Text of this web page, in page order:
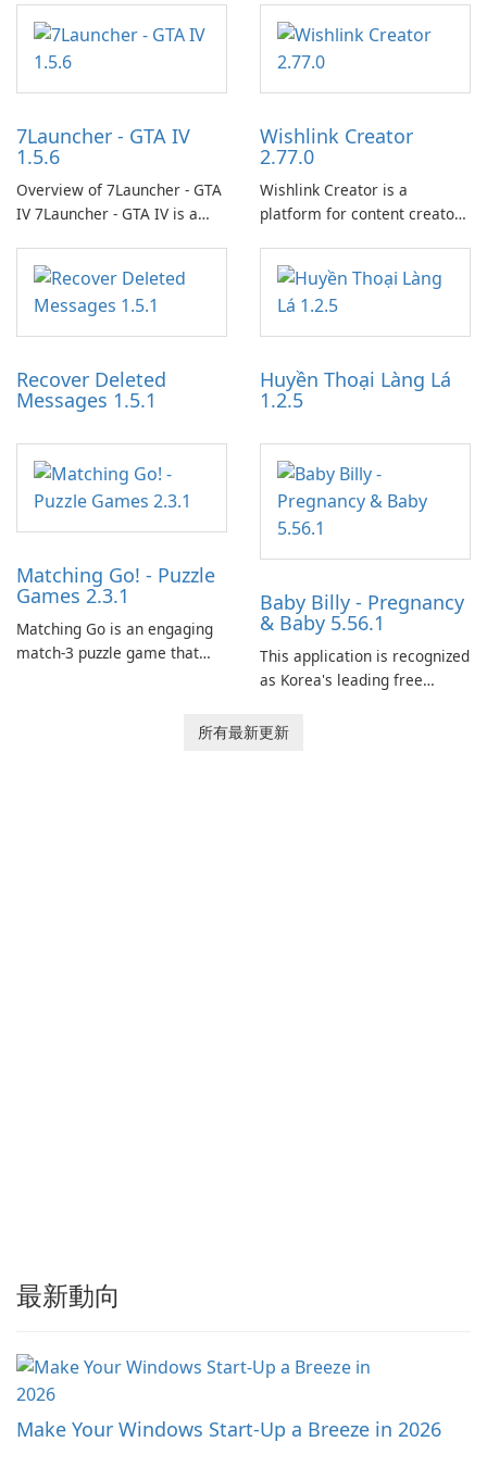
7Launcher - GTA IV
1.5.6
Overview of 7Launcher - GTA
IV 7Launcher - GTA IV is a
application designed to
optimize the gaming
experience for Grand Theft
Auto IV.
Wishlink Creator
2.77.0
Wishlink Creator is a
platform for content creators
work through built-in brand
partnerships and integrated
tools for content distribution
and audience engagement.
Recover Deleted
Messages 1.5.1
Huyền Thoại Làng Lá
1.2.5
Matching Go! - Puzzle
Games 2.3.1
Matching Go is an engaging
match-3 puzzle game that
Baby Billy - Pregnancy
& Baby 5.56.1
This application is recognized
as Korea's leading free
baby tracking, offering
所有最新更新
最新動向
Make Your Windows Start-Up a Breeze in 2026